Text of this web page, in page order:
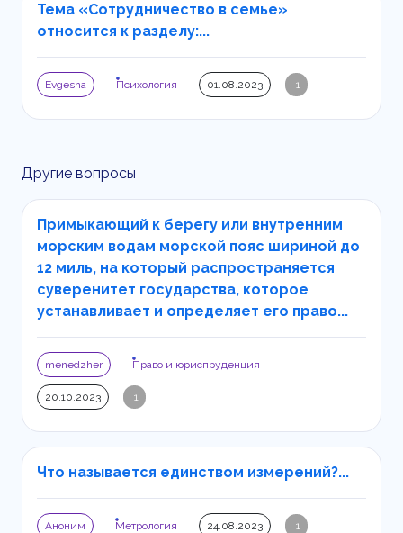
Тема «Сотрудничество в семье»
относится к разделу:...
Evgesha Психология 01.08.2023 1
Другие вопросы
Примыкающий к берегу или внутренним
морским водам морской пояс шириной до
12 миль, на который распространяется
суверенитет государства, которое
устанавливает и определяет его право...
menedzher Право и юриспруденция
20.10.2023 1
Что называется единством измерений?...
Аноним Метрология 24.08.2023 1